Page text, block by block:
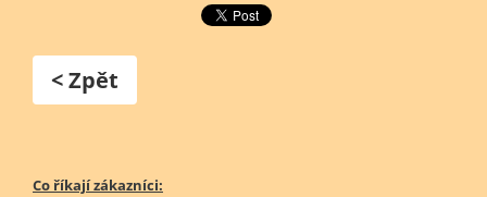
< Zpět
Co říkají zákazníci: